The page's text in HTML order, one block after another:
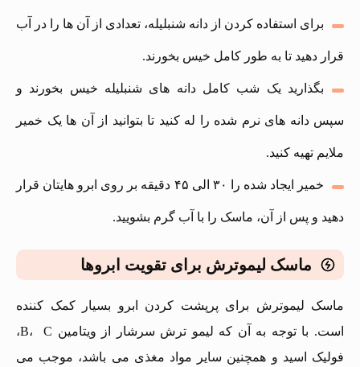
برای استفاده کردن از دانه شنبلیله، تعدادی از آن ها را در آب
قرار دهید تا به طور کامل خیس بخورند.
بگذارید یک شب کامل دانه های شنبلیله خیس بخورند و
سپس دانه‌ های نرم شده را له کنید تا بتوانید از آن ها یک خمیر
ملایم تهیه کنید.
خمیر ایجاد شده را ۳۰ الی ۴۵ دقیقه بر روی ابرو هایتان قرار
دهید و پس از آن، ماسک را با آب گرم بشویید.
ماسک لیموترش برای تقویت ابروها
ماسک لیموترش برای پرپشت کردن ابرو بسیار کمک کننده
است. با توجه به آن که لیمو ترش سرشار از ویتامین B، C،
فولیک‌ اسید و همچنین سایر مواد مغذی می باشد، موجب می‌